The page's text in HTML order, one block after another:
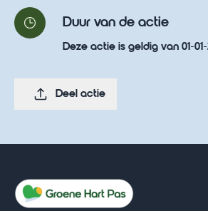
Duur van de actie
Deze actie is geldig van 01-
Deel actie